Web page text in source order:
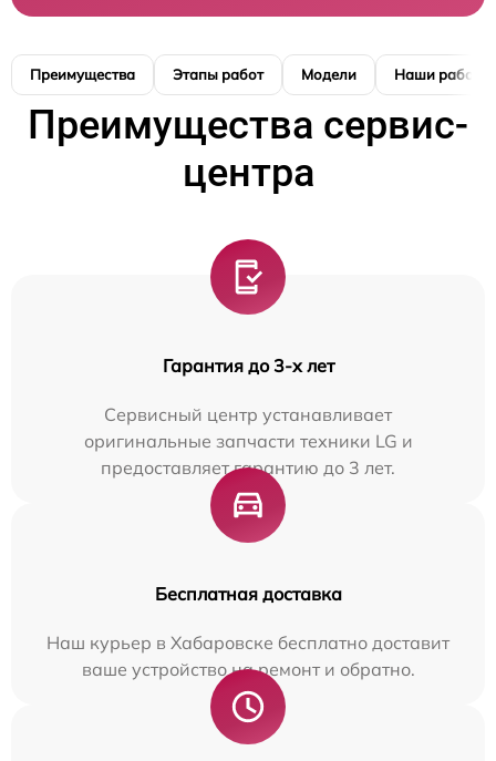
Преимущества Этапы работ Модели Наши работы
Преимущества сервис-
центра
Гарантия до 3-х лет
Сервисный центр устанавливает
оригинальные запчасти техники LG и
предоставляет гарантию до 3 лет.
Бесплатная доставка
Наш курьер в Хабаровске бесплатно доставит
ваше устройство на ремонт и обратно.